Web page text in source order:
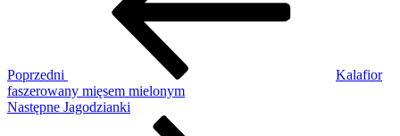
Poprzedni
Kalafior
faszerowany mięsem mielonym
Następny
Następne Jagodzianki